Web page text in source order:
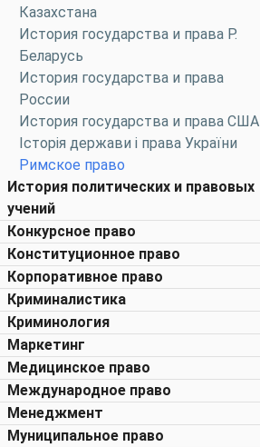
Казахстана
История государства и права Р.
Беларусь
История государства и права
России
История государства и права США
Історія держави і права України
Римское право
История политических и правовых
учений
Конкурсное право
Конституционное право
Корпоративное право
Криминалистика
Криминология
Маркетинг
Медицинское право
Международное право
Менеджмент
Муниципальное право